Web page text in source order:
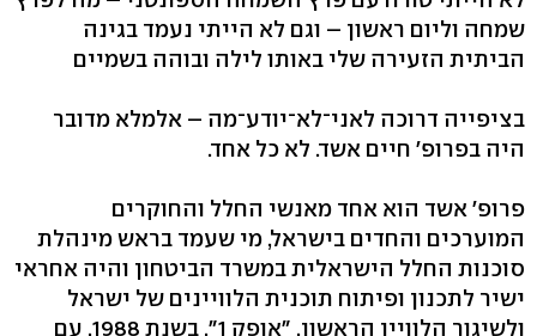
שמחה וליום ראשון – וגם לא הייתי נעמד בגינה
הביתית הזעירה שלי באותו לילה ובוהה בשמיים
בציפייה דרוכה לאני־לא־יודע־מה – אלמלא מדובר
היה בפרופ' חיים אשד. לא כל אחד.
פרופ' אשד הוא אחד מאנשי החלל והחוקרים
המוערכים והחדים בישראל, מי שעמד בראש מינהלת
סוכנות החלל הישראלית במשרד הביטחון והיה אחראי
ישיר לתכנון ופיתוח תוכנית הלוויינים של ישראל
ולשיגור הלוויין הראשון, "אופק 1", בשנת 1988, עם